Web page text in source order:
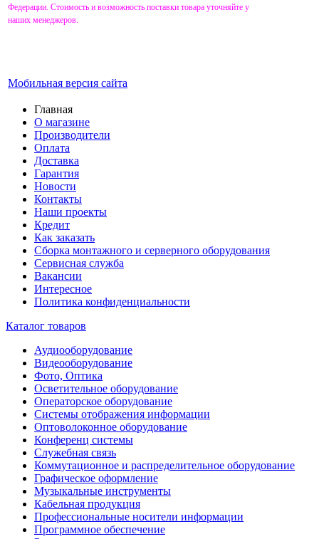
Федерации. Стоимость и возможность поставки товара уточняйте у
наших менеджеров.
Мобильная версия сайта
Главная
О магазине
Производители
Оплата
Доставка
Гарантия
Новости
Контакты
Наши проекты
Кредит
Как заказать
Сборка монтажного и серверного оборудования
Сервисная служба
Вакансии
Интересное
Политика конфиденциальности
Каталог товаров
Аудиооборудование
Видеооборудование
Фото, Оптика
Осветительное оборудование
Операторское оборудование
Системы отображения информации
Оптоволоконное оборудование
Конференц системы
Служебная связь
Коммутационное и распределительное оборудование
Графическое оформление
Музыкальные инструменты
Кабельная продукция
Профессиональные носители информации
Программное обеспечение